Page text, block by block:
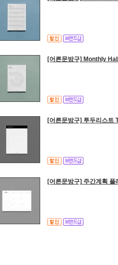
[어른문방구] Monthly
[어른문방구] 투두리스트
[어른문방구] 주간계획 플